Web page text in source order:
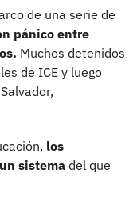
de una serie de
pánico entre
Muchos detenidos
de ICE y luego
los
sistema del que